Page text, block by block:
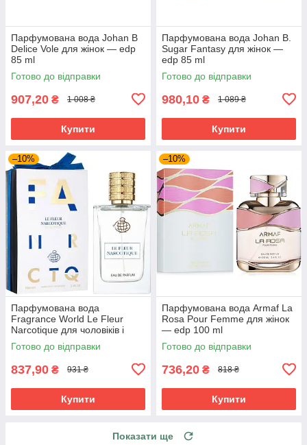
Парфумована вода Johan B
Delice Vole для жінок — edp
85 ml
Готово до відправки
907,20 ₴ 1 008 ₴
Купити
Парфумована вода Johan B.
Sugar Fantasy для жінок —
edp 85 ml
Готово до відправки
980,10 ₴ 1 089 ₴
Купити
–10%
Парфумована вода
Fragrance World Le Fleur
Narcotique для чоловіків і
жінок edp 100 ml
Готово до відправки
837,90 ₴ 931 ₴
Купити
–10%
Парфумована вода Armaf La
Rosa Pour Femme для жінок
— edp 100 ml
Готово до відправки
736,20 ₴ 818 ₴
Купити
Показати ще